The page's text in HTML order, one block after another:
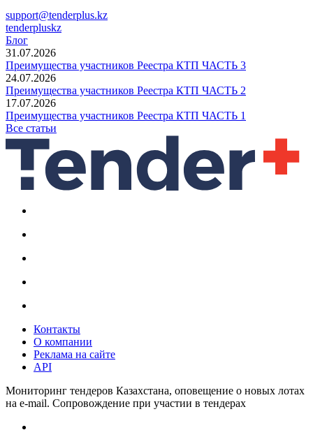
support@tenderplus.kz
tenderpluskz
Блог
31.07.2026
Преимущества участников Реестра КТП ЧАСТЬ 3
24.07.2026
Преимущества участников Реестра КТП ЧАСТЬ 2
17.07.2026
Преимущества участников Реестра КТП ЧАСТЬ 1
Все статьи
Контакты
О компании
Реклама на сайте
API
Мониторинг тендеров Казахстана, оповещение о новых лотах
на e-mail. Сопровождение при участии в тендерах